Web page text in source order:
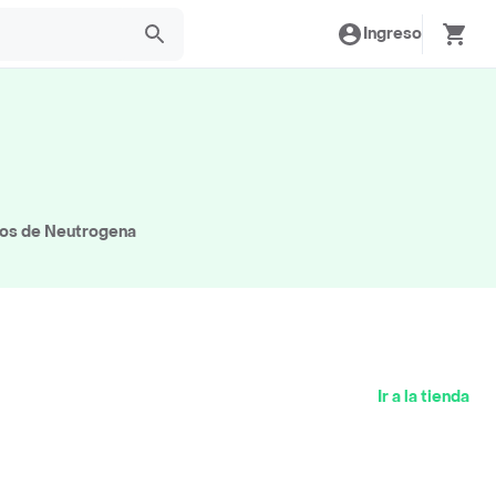
Ingreso
de Neutrogena
Ir a la tienda